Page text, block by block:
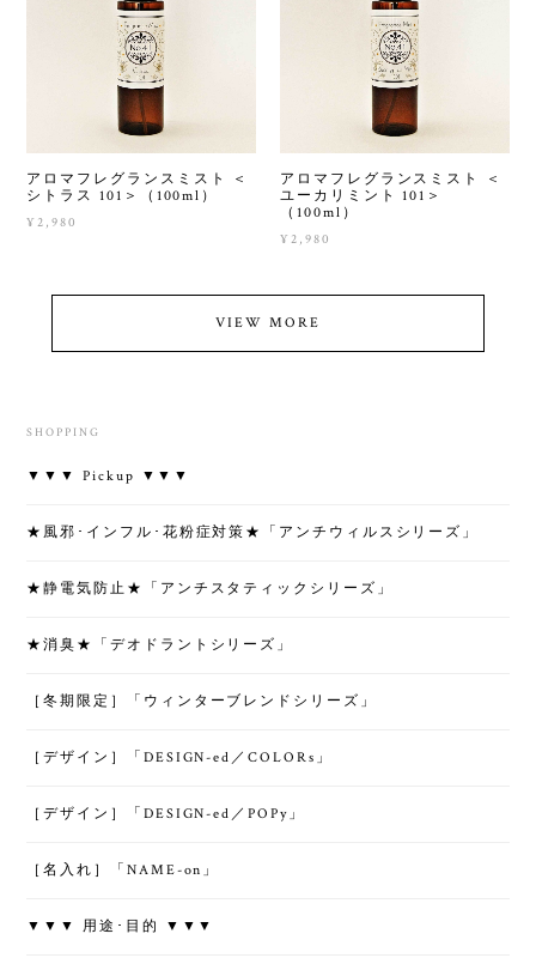
アロマフレグランスミスト ＜
シトラス 101＞（100ml）
¥2,980
アロマフレグランスミスト ＜
ユーカリミント 101＞
（100ml）
¥2,980
VIEW MORE
SHOPPING
▼▼▼ Pickup ▼▼▼
★風邪･インフル･花粉症対策★「アンチウィルスシリーズ」
★静電気防止★「アンチスタティックシリーズ」
★消臭★「デオドラントシリーズ」
［冬期限定］「ウィンターブレンドシリーズ」
［デザイン］「DESIGN-ed／COLORs」
［デザイン］「DESIGN-ed／POPy」
［名入れ］「NAME-on」
▼▼▼ 用途･目的 ▼▼▼